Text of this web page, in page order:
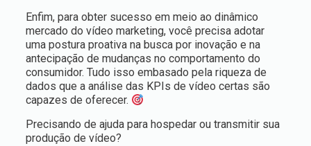
Enfim, para obter sucesso em meio ao dinâmico
mercado do vídeo marketing, você precisa adotar
uma postura proativa na busca por inovação e na
antecipação de mudanças no comportamento do
consumidor. Tudo isso embasado pela riqueza de
dados que a análise das KPIs de vídeo certas são
capazes de oferecer.
Precisando de ajuda para hospedar ou transmitir sua
produção de vídeo?